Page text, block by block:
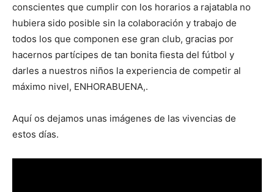
conscientes que cumplir con los horarios a rajatabla no
hubiera sido posible sin la colaboración y trabajo de
todos los que componen ese gran club, gracias por
hacernos partícipes de tan bonita fiesta del fútbol y
darles a nuestros niños la experiencia de competir al
máximo nivel, ENHORABUENA,.
Aquí os dejamos unas imágenes de las vivencias de
estos días.